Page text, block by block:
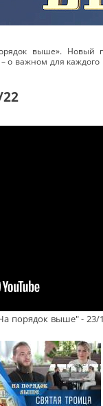
выше». Новый
о важном для каждого
порядок выше" - 23/